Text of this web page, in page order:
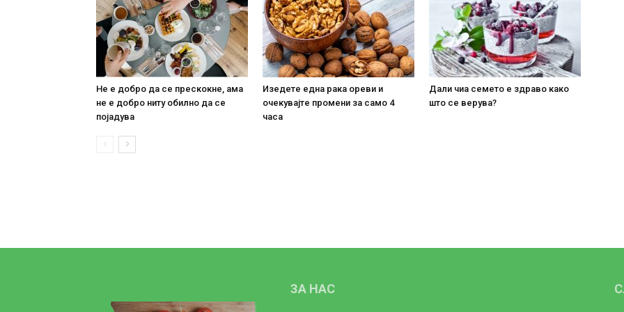
Не е добро да се прескокне, ама
не е добро ниту обилно да се
појадува
Изедете една рака ореви и
очекувајте промени за само 4
часа
Дали чиа семето е здраво како
што се верува?
ЗА НАС